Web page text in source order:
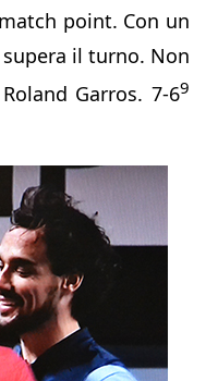
point. Con un
il turno. Non
Garros. 7-69